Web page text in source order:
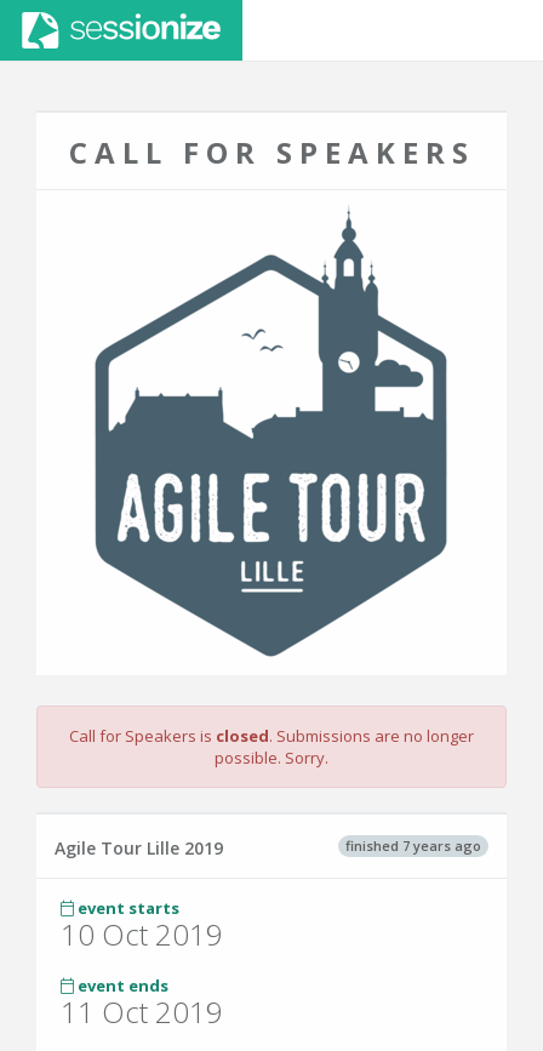
CALL FOR SPEAKERS
Call for Speakers is closed. Submissions are no longer
possible. Sorry.
finished 7 years ago
Agile Tour Lille 2019
event starts
10 Oct 2019
event ends
11 Oct 2019